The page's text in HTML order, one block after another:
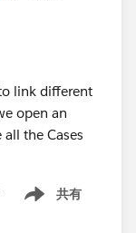
link different
open an
the Cases
共有
Show menu